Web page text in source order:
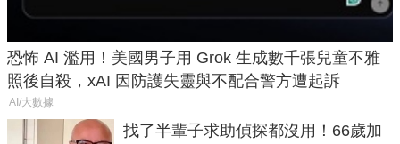
恐怖 AI 濫用！美國男子用 Grok 生成數千張兒童不雅
照後自殺，xAI 因防護失靈與不配合警方遭起訴
AI/大數據
找了半輩子求助偵探都沒用！66歲加